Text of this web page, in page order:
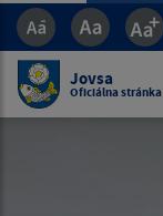
Jovsa
Oficiálna stránka